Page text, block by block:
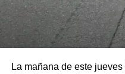
La mañana de este